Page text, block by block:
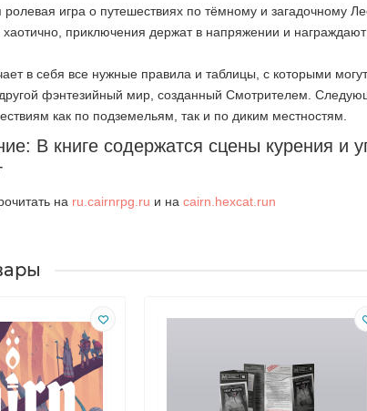
игра о путешествиях по тёмному и загадочному
хаотично, приключения держат в напряжении и
в себя все нужные правила и таблицы, с которыми
фэнтезийный мир, созданный Смотрителем.
как по подземельям, так и по диким местностям.
В книге содержатся сцены курения и
на ru.cairnrpg.ru и на cairn.hexcat.run